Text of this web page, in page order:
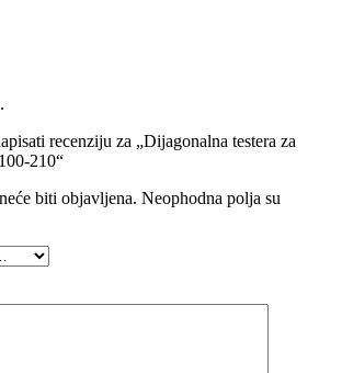
recenziju za „Dijagonalna testera za
210“
biti objavljena. Neophodna polja su